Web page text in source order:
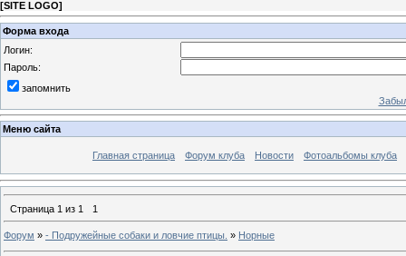
[SITE LOGO]
Форма входа
Логин:
Пароль:
запомнить
Меню сайта
Главная страница Форум клуба Новости Фотоальбомы клуба
Страница 1 из 1 1
Форум » - Подружейные собаки и ловчие птицы. » Норные